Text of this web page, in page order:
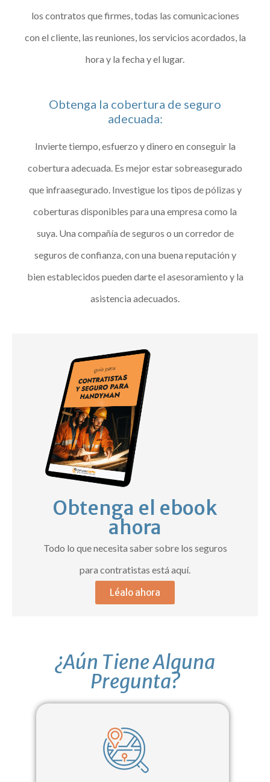
los contratos que firmes, todas las comunicaciones
con el cliente, las reuniones, los servicios acordados, la
hora y la fecha y el lugar.
Obtenga la cobertura de seguro
adecuada:
Invierte tiempo, esfuerzo y dinero en conseguir la
cobertura adecuada. Es mejor estar sobreasegurado
que infraasegurado. Investigue los tipos de pólizas y
coberturas disponibles para una empresa como la
suya. Una compañía de seguros o un corredor de
seguros de confianza, con una buena reputación y
bien establecidos pueden darte el asesoramiento y la
asistencia adecuados.
Obtenga el ebook
ahora
Todo lo que necesita saber sobre los seguros
para contratistas está aquí.
Léalo ahora
¿Aún Tiene Alguna
Pregunta?